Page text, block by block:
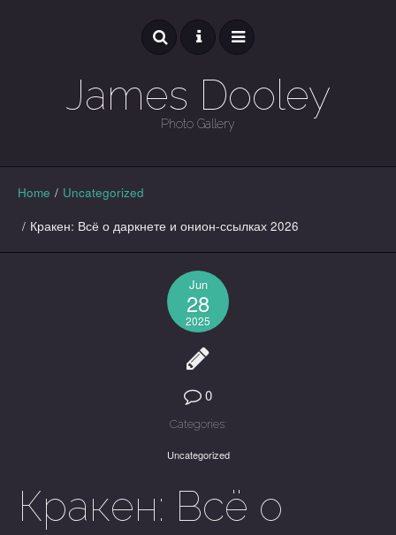
James Dooley
Photo Gallery
GALLERY
Home / Uncategorized
/ Кракен: Всё о даркнете и онион-ссылках 2026
Jun
28
2025
0
Categories:
Uncategorized
Кракен: Всё о